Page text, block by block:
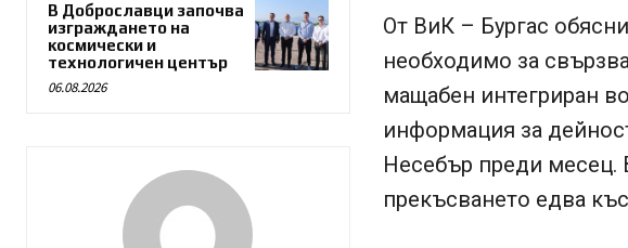
В Доброславци започва
изграждането на
космически и
технологичен център
06.08.2026
От ВиК – Бургас
необходимо за
мащабен интегриран
информация за
Несебър преди месец.
прекъсването едва